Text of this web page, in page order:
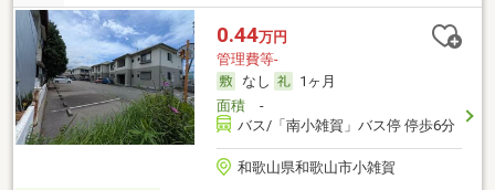
0.44万円
管理費等-
なし
1ヶ月
面積-
バス/「南小雑賀」バス停 停歩6分
和歌山県和歌山市小雑賀